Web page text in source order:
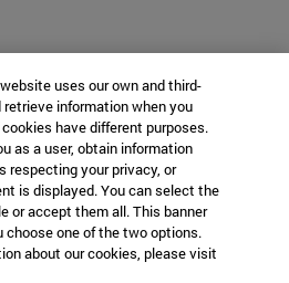
uses our own and third-
information when you
have different purposes.
as a user, obtain information
respecting your privacy, or
is displayed. You can select the
or accept them all. This banner
one of the two options.
about our cookies, please visit